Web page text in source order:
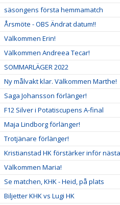
säsongens första hemmamatch
Årsmöte - OBS Ändrat datum!!
Välkommen Erin!
Välkommen Andreea Tecar!
SOMMARLÄGER 2022
Ny målvakt klar. Välkommen Marthe!
Saga Johansson förlänger!
F12 Silver i Potatiscupens A-final
Maja Lindborg förlänger!
Trotjänare förlänger!
Kristianstad HK förstärker inför
Välkommen Maria!
Se matchen, KHK - Heid, på plats
Biljetter KHK vs Lugi HK